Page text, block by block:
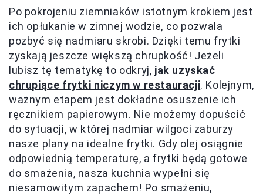
Po pokrojeniu ziemniaków istotnym krokiem jest
ich opłukanie w zimnej wodzie, co pozwala
pozbyć się nadmiaru skrobi. Dzięki temu frytki
zyskają jeszcze większą chrupkość! Jeżeli
lubisz tę tematykę to odkryj, jak uzyskać
chrupiące frytki niczym w restauracji. Kolejnym,
ważnym etapem jest dokładne osuszenie ich
ręcznikiem papierowym. Nie możemy dopuścić
do sytuacji, w której nadmiar wilgoci zaburzy
nasze plany na idealne frytki. Gdy olej osiągnie
odpowiednią temperaturę, a frytki będą gotowe
do smażenia, nasza kuchnia wypełni się
niesamowitym zapachem! Po smażeniu,